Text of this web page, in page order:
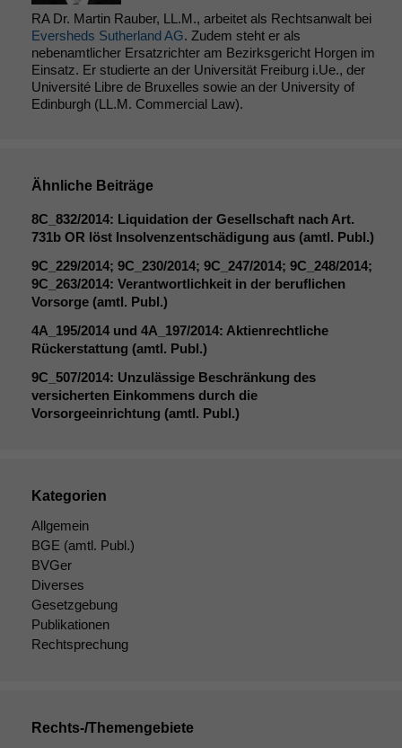
RA Dr. Martin Rauber, LL.M., arbeitet als Rechtsanwalt bei
Eversheds Sutherland AG. Zudem steht er als
nebenamtlicher Ersatzrichter am Bezirksgericht Horgen im
Einsatz. Er studierte an der Universität Freiburg i.Ue., der
Université Libre de Bruxelles sowie an der University of
Edinburgh (LL.M. Commercial Law).
Ähnliche Beiträge
8C_832/2014: Liquidation der Gesellschaft nach Art.
731b OR löst Insolvenzentschädigung aus (amtl. Publ.)
9C_229/2014; 9C_230/2014; 9C_247/2014; 9C_248/2014;
9C_263/2014: Verantwortlichkeit in der beruflichen
Vorsorge (amtl. Publ.)
4A_195/2014 und 4A_197/2014: Aktienrechtliche
Rückerstattung (amtl. Publ.)
9C_507/2014: Unzulässige Beschränkung des
versicherten Einkommens durch die
Vorsorgeeinrichtung (amtl. Publ.)
Kategorien
Allgemein
BGE (amtl. Publ.)
BVGer
Diverses
Gesetzgebung
Publikationen
Rechtsprechung
Rechts-/Themengebiete
Einige
Funktionen auf
dieser Website
sind optional.
Wenn Sie
diese Option
Wir speichern
anonyme Daten ab,
marketingtechnische
können. Diese helfen
uns, unsere Website
zu verbessern.